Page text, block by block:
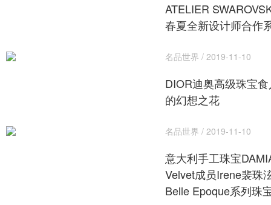
ATELIER
春夏全新设计师合作
名品世界 / 2019-11-10
DIOR迪奥高级珠宝
的幻想之花
名品世界 / 2019-11-10
意大利手工珠宝
Velvet成员Irene裴珠
Belle Epoque系列珠